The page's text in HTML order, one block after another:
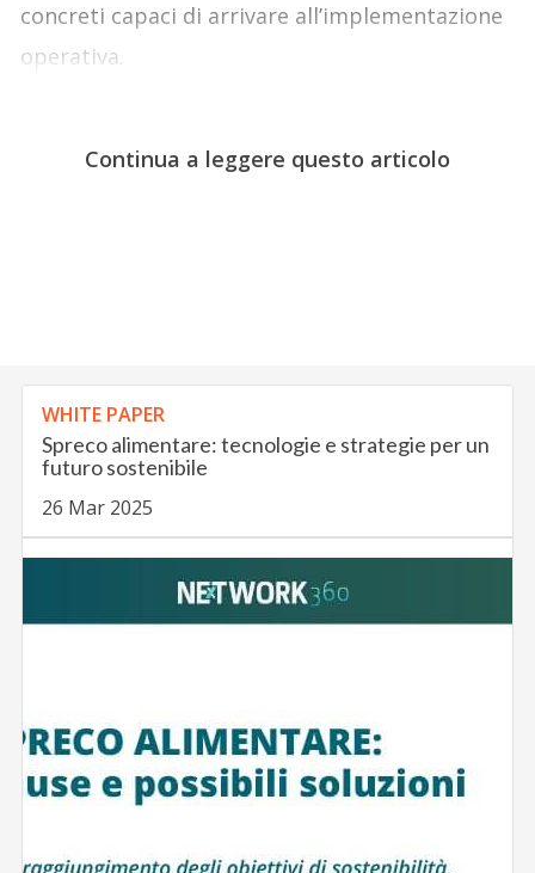
concreti capaci di arrivare all’implementazione
operativa.
Continua a leggere questo articolo
WHITE PAPER
Spreco alimentare: tecnologie e strategie per un
futuro sostenibile
26 Mar 2025